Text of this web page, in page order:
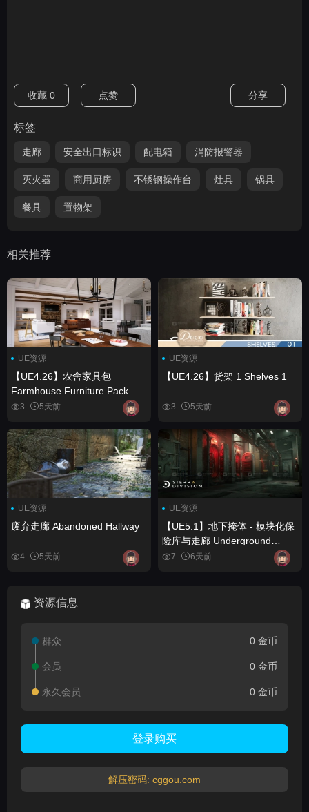
收藏 0 点赞 分享
标签
走廊 安全出口标识 配电箱 消防报警器
灭火器 商用厨房 不锈钢操作台 灶具 锅具
餐具 置物架
相关推荐
UE资源
【UE4.26】农舍家具包
Farmhouse Furniture Pack
3 5天前
UE资源
【UE4.26】货架 1 Shelves 1
3 5天前
UE资源
废弃走廊 Abandoned Hallway
4 5天前
UE资源
【UE5.1】地下掩体 - 模块化保
险库与走廊 Underground
Bunker - Modular Vaults and
7 6天前
资源信息
群众 0 金币
会员 0 金币
永久会员 0 金币
登录购买
解压密码: cggou.com